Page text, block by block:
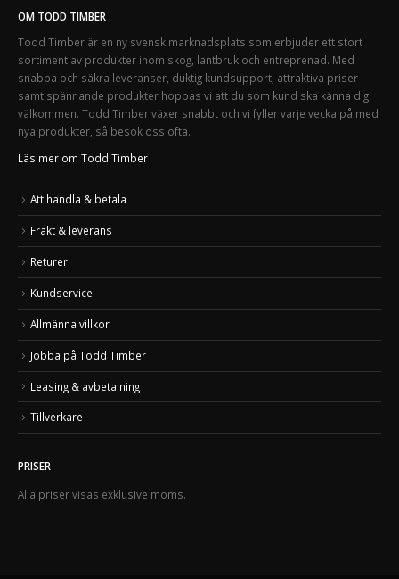
OM TODD TIMBER
Todd Timber är en ny svensk marknadsplats som erbjuder ett stort
sortiment av produkter inom skog, lantbruk och entreprenad. Med
snabba och säkra leveranser, duktig kundsupport, attraktiva priser
samt spännande produkter hoppas vi att du som kund ska känna dig
välkommen. Todd Timber växer snabbt och vi fyller varje vecka på med
nya produkter, så besök oss ofta.
Läs mer om Todd Timber
Att handla & betala
Frakt & leverans
Returer
Kundservice
Allmänna villkor
Jobba på Todd Timber
Leasing & avbetalning
Tillverkare
PRISER
Alla priser visas exklusive moms.